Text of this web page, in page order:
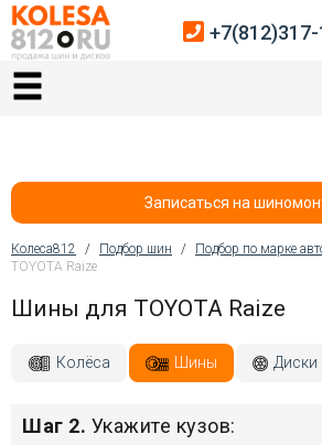
Главная
Автосервис
Хранение шин
Покупателям
Записаться на
Вы здесь
Колеса812 / Подбор шин / Подбор по марке
TOYOTA Raize
Шины для TOYOTA Raize
Колёса Шины Диски
Шаг 2. Укажите кузов: